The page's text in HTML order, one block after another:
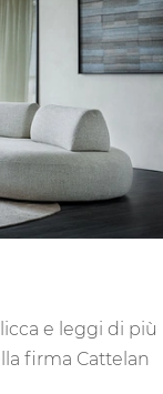
e leggi di più
firma Cattelan